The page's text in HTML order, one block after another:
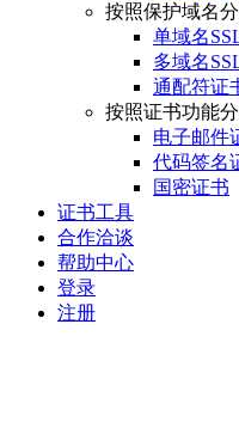
按照保护域名
单域名
多域名
通配符证
按照证书功能
电子邮件
代码签名
国密证书
证书工具
合作洽谈
帮助中心
登录
注册